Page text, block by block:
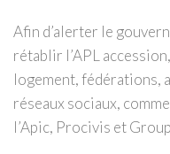
Afin d’alerter le
rétablir l’APL
logement, fédérations,
réseaux sociaux,
l’Apic, Procivis et